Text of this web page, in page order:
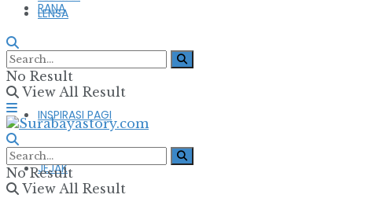
RANA
FIKSI & PUISI
INSPIRASI PAGI
JEJAK
LENSA
No Result
View All Result
No Result
View All Result